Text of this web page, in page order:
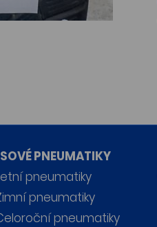
PNEUMATIKY
pneumatiky
pneumatiky
pneumatiky